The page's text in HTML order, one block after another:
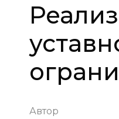
Автор